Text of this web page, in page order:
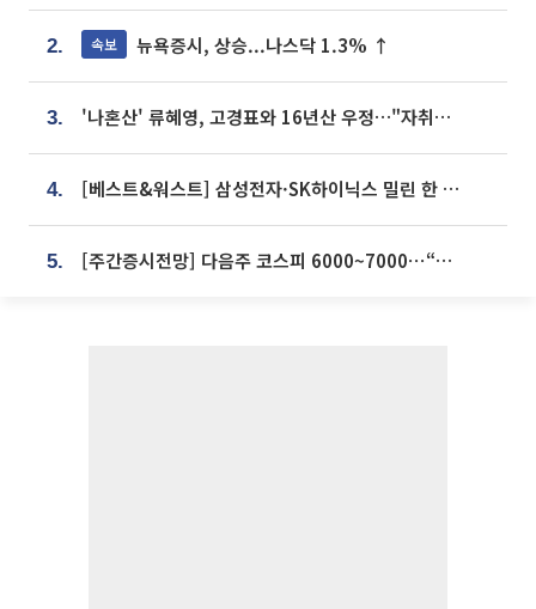
2. 속보 뉴욕증시, 상승...나스닥 1.3% ↑
3. '나혼산' 류혜영, 고경표와 16년산 우정…"자취방서 부모님과 마주쳐"
4. [베스트&워스트] 삼성전자·SK하이닉스 밀린 한 주…상상인증권은 85% 급등
5. [주간증시전망] 다음주 코스피 6000~7000⋯“外人 수급은 정책이 변수”